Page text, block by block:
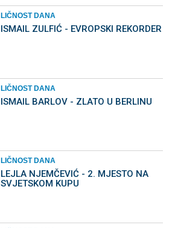
LIČNOST DANA
ISMAIL ZULFIĆ - EVROPSKI REKORDER
LIČNOST DANA
ISMAIL BARLOV - ZLATO U BERLINU
LIČNOST DANA
LEJLA NJEMČEVIĆ - 2. MJESTO NA
SVJETSKOM KUPU